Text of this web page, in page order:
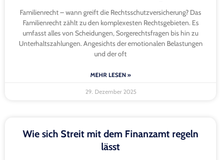
Familienrecht – wann greift die Rechtsschutzversicherung? Das
Familienrecht zählt zu den komplexesten Rechtsgebieten. Es
umfasst alles von Scheidungen, Sorgerechtsfragen bis hin zu
Unterhaltszahlungen. Angesichts der emotionalen Belastungen
und der oft
MEHR LESEN »
29. Dezember 2025
Wie sich Streit mit dem Finanzamt regeln
lässt